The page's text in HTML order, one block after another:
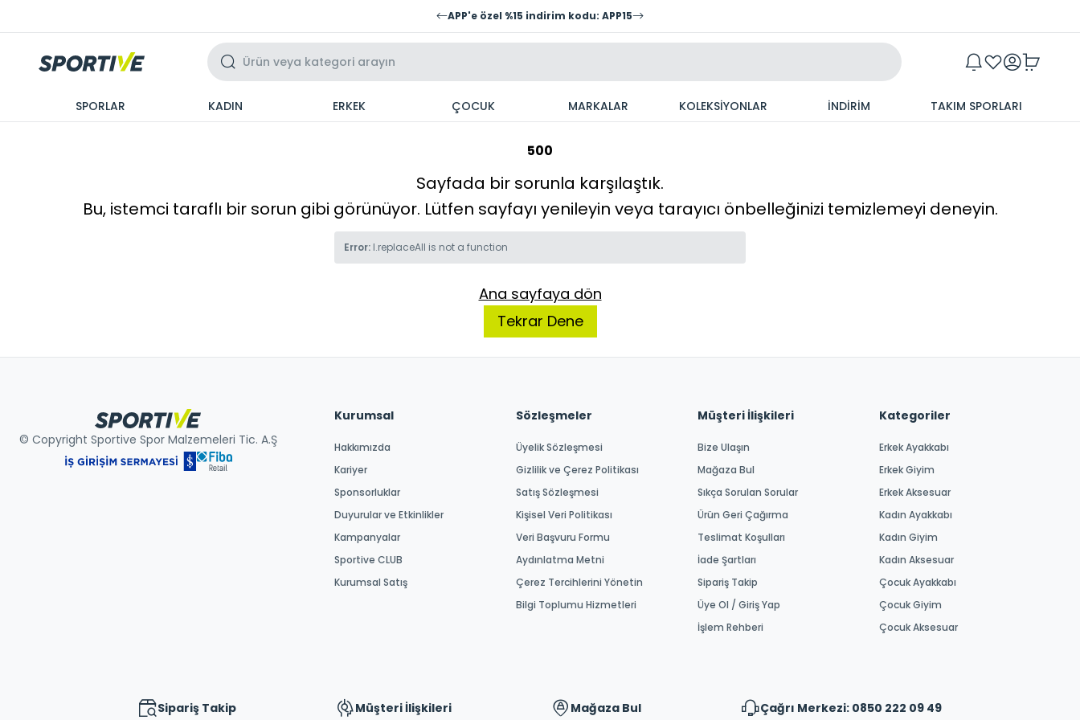
APP'e özel %15 indirim kodu: APP15
SPORLAR KADIN ERKEK ÇOCUK MARKALAR KOLEKSİYONLAR İNDİRİM TAKIM SPORLARI
500
Sayfada bir sorunla karşılaştık.
Bu, istemci taraflı bir sorun gibi görünüyor. Lütfen sayfayı yenileyin veya tarayıcı önbelleğinizi temizlemeyi deneyin.
Error: l.replaceAll is not a function
Ana sayfaya dön
Tekrar Dene
© Copyright Sportive Spor Malzemeleri Tic. A.Ş
Kurumsal
Hakkımızda
Kariyer
Sponsorluklar
Duyurular ve Etkinlikler
Kampanyalar
Sportive CLUB
Kurumsal Satış
Sözleşmeler
Üyelik Sözleşmesi
Gizlilik ve Çerez Politikası
Satış Sözleşmesi
Kişisel Veri Politikası
Veri Başvuru Formu
Aydınlatma Metni
Çerez Tercihlerini Yönetin
Bilgi Toplumu Hizmetleri
Müşteri İlişkileri
Bize Ulaşın
Mağaza Bul
Sıkça Sorulan Sorular
Ürün Geri Çağırma
Teslimat Koşulları
İade Şartları
Sipariş Takip
Üye Ol / Giriş Yap
İşlem Rehberi
Kategoriler
Erkek Ayakkabı
Erkek Giyim
Erkek Aksesuar
Kadın Ayakkabı
Kadın Giyim
Kadın Aksesuar
Çocuk Ayakkabı
Çocuk Giyim
Çocuk Aksesuar
Sipariş Takip Müşteri İlişkileri Mağaza Bul Çağrı Merkezi: 0850 222 09 49